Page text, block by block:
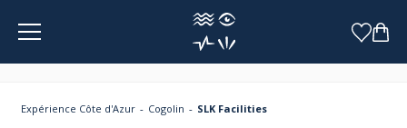
Panneau de gestion des cookies
Expérience Côte d'Azur Cogolin SLK Facilities